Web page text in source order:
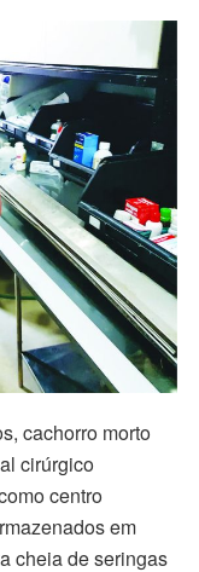
cachorro morto
cirúrgico
centro
em
cheia de seringas